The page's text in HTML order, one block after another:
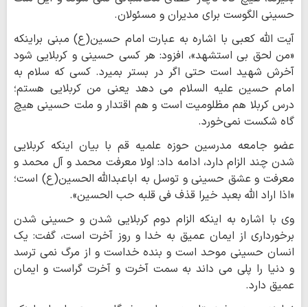
حسینی الگوست برای مدیران و مسئولان.
آیت الله کعبی با اشاره به عبارت امام حسین(ع) مبنی براینکه
«من لحق بی استشهد»، افزود: هر کسی حسینی و کربلایی شود
آخرش شهید است حتی اگر در بستر بمیرد. کسی که سلام به
امام حسین علیه السلام می دهد یعنی من کربلایی هستم؛
درس کربلا هم مظلومیت است و هم اقتدار و ملت حسینی هیچ
گاه شکست نمی‌خورد.
عضو جامعه مدرسین حوزه علمیه قم با بیان اینکه کربلایی
شدن چند الزام دارد، ادامه داد:️ اولا معرفت محمد و آل محمد و
معرفت و عشق حسینی و توسل به اباعبدالله الحسین(ع) است؛
«اذا اراد الله بعبد خیرا قذف فی قلبه حب الحسین».
وی با اشاره به اینکه الزام دوم کربلایی شدن و حسینی شدن
برخورداری از ایمان عمیق به خدا و روز آخرت است، گفت: یک
انسان حسینی موحد است و بنده خداست و از مرگ نمی ترسد
و دنیا را پلی می داند به سمت آخرت و آخرت گراست و ایمان
عمیق دارد.